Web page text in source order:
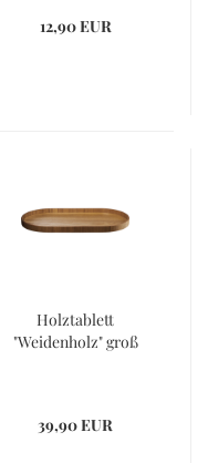
12,90 EUR
Holztablett
"Weidenholz" groß
39,90 EUR